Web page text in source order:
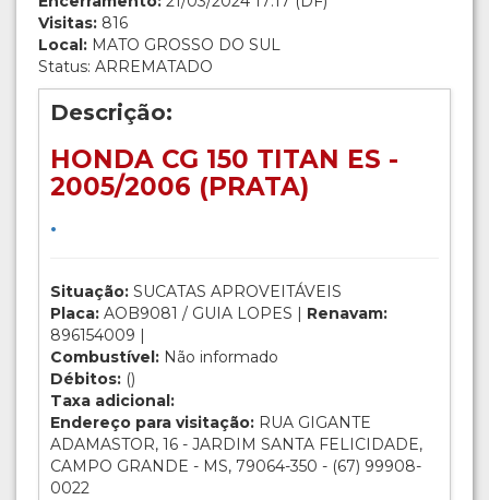
Visitas: 816
Local: MATO GROSSO DO SUL
Status: ARREMATADO
Descrição:
HONDA CG 150 TITAN ES -
2005/2006 (PRATA)
.
Situação: SUCATAS APROVEITÁVEIS
Placa: AOB9081 / GUIA LOPES | Renavam:
896154009 |
Combustível: Não informado
Débitos: ()
Taxa adicional:
Endereço para visitação: RUA GIGANTE
ADAMASTOR, 16 - JARDIM SANTA FELICIDADE,
CAMPO GRANDE - MS, 79064-350 - (67) 99908-
0022